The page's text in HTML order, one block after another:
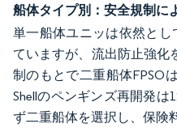
船体タイプ別：安全規制に
単一船体ユニッは依然とし
ていますが、流出防止強化
制のもとで二重船体FPSO
Shellのペンギンズ再開発は
ず二重船体を選択し、保険